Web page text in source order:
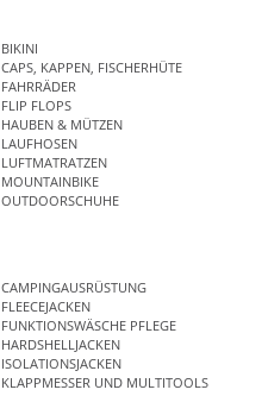
BIKINI
CAPS, KAPPEN, FISCHERHÜTE
FAHRRÄDER
FLIP FLOPS
HAUBEN & MÜTZEN
LAUFHOSEN
LUFTMATRATZEN
MOUNTAINBIKE
OUTDOORSCHUHE
CAMPINGAUSRÜSTUNG
FLEECEJACKEN
FUNKTIONSWÄSCHE PFLEGE
HARDSHELLJACKEN
ISOLATIONSJACKEN
KLAPPMESSER UND MULTITOOLS